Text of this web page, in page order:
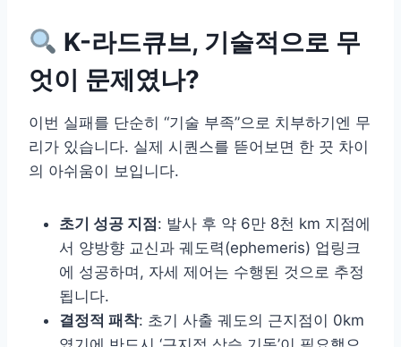
K-라드큐브, 기술적으로 무
엇이 문제였나?
이번 실패를 단순히 “기술 부족”으로 치부하기엔 무
리가 있습니다. 실제 시퀀스를 뜯어보면 한 끗 차이
의 아쉬움이 보입니다.
초기 성공 지점 : 발사 후 약 6만 8천 km 지점에
서 양방향 교신과 궤도력(ephemeris) 업링크
에 성공하며, 자세 제어는 수행된 것으로 추정
됩니다.
결정적 패착: 초기 사출 궤도의 근지점이 0km